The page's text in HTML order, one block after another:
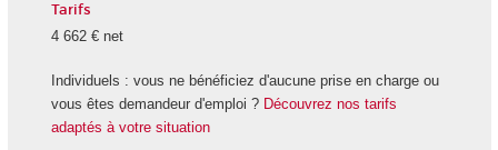
Tarifs
4 662 € net
Individuels : vous ne bénéficiez d'aucune prise en charge ou
vous êtes demandeur d'emploi ? Découvrez nos tarifs
adaptés à votre situation